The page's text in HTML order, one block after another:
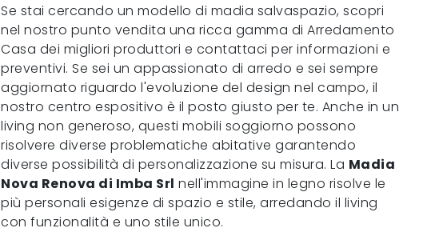
Se stai cercando un modello di madia salvaspazio, scopri
nel nostro punto vendita una ricca gamma di Arredamento
Casa dei migliori produttori e contattaci per informazioni e
preventivi. Se sei un appassionato di arredo e sei sempre
aggiornato riguardo l'evoluzione del design nel campo, il
nostro centro espositivo è il posto giusto per te. Anche in un
living non generoso, questi mobili soggiorno possono
risolvere diverse problematiche abitative garantendo
diverse possibilità di personalizzazione su misura. La Madia
Nova Renova di Imba Srl nell'immagine in legno risolve le
più personali esigenze di spazio e stile, arredando il living
con funzionalità e uno stile unico.